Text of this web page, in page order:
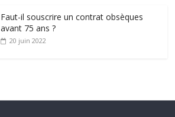
Faut-il souscrire un contrat obsèques
avant 75 ans ?
20 juin 2022